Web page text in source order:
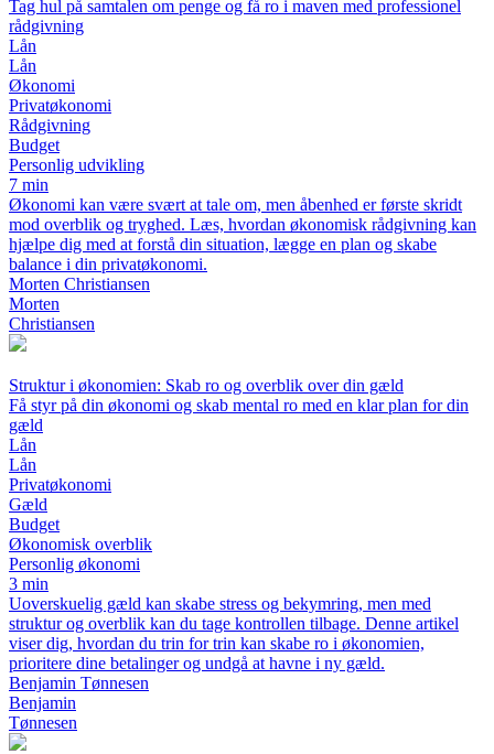
Tag hul på samtalen om penge og få ro i maven med professionel
rådgivning
Lån
Lån
Økonomi
Privatøkonomi
Rådgivning
Budget
Personlig udvikling
7 min
Økonomi kan være svært at tale om, men åbenhed er første skridt
mod overblik og tryghed. Læs, hvordan økonomisk rådgivning kan
hjælpe dig med at forstå din situation, lægge en plan og skabe
balance i din privatøkonomi.
Morten Christiansen
Morten
Christiansen
Struktur i økonomien: Skab ro og overblik over din gæld
Få styr på din økonomi og skab mental ro med en klar plan for din
gæld
Lån
Lån
Privatøkonomi
Gæld
Budget
Økonomisk overblik
Personlig økonomi
3 min
Uoverskuelig gæld kan skabe stress og bekymring, men med
struktur og overblik kan du tage kontrollen tilbage. Denne artikel
viser dig, hvordan du trin for trin kan skabe ro i økonomien,
prioritere dine betalinger og undgå at havne i ny gæld.
Benjamin Tønnesen
Benjamin
Tønnesen